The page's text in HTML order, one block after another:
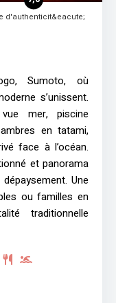
d'authenticit&eacute;
Sumoto, où
s’unissent.
mer, piscine
en tatami,
face à l’océan.
et panorama
Une
ou familles en
traditionnelle